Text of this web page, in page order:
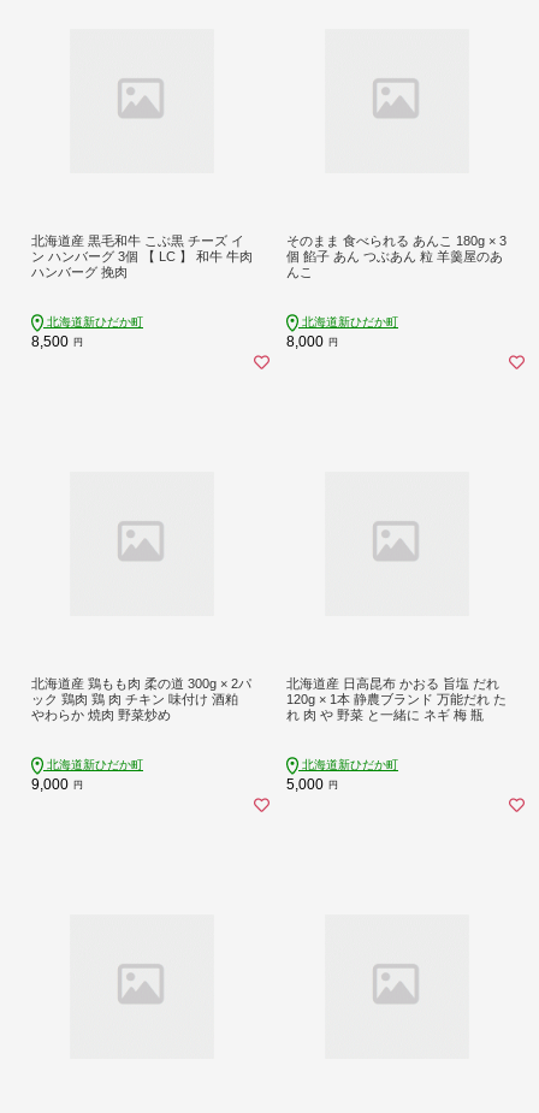
北海道産 黒毛和牛 こぶ黒 チーズ イ
ン ハンバーグ 3個 【 LC 】 和牛 牛肉
ハンバーグ 挽肉
北海道新ひだか町
8,500 円
そのまま 食べられる あんこ 180g × 3
個 餡子 あん つぶあん 粒 羊羹屋のあ
んこ
北海道新ひだか町
8,000 円
北海道産 鶏もも肉 柔の道 300g × 2パ
ック 鶏肉 鶏 肉 チキン 味付け 酒粕
やわらか 焼肉 野菜炒め
北海道新ひだか町
9,000 円
北海道産 日高昆布 かおる 旨塩 だれ
120g × 1本 静農ブランド 万能だれ た
れ 肉 や 野菜 と一緒に ネギ 梅 瓶
北海道新ひだか町
5,000 円